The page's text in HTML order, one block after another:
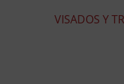
VISADOS Y